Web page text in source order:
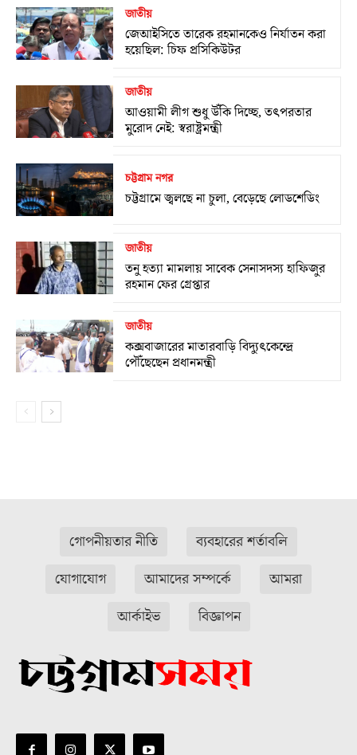
জাতীয়
জেআইসিতে তারেক রহমানকেও নির্যাতন করা
হয়েছিল: চিফ প্রসিকিউটর
জাতীয়
আওয়ামী লীগ শুধু উঁকি দিচ্ছে, তৎপরতার
মুরোদ নেই: স্বরাষ্ট্রমন্ত্রী
চট্টগ্রাম নগর
চট্টগ্রামে জ্বলছে না চুলা, বেড়েছে লোডশেডিং
জাতীয়
তনু হত্যা মামলায় সাবেক সেনাসদস্য হাফিজুর
রহমান ফের গ্রেপ্তার
জাতীয়
কক্সবাজারের মাতারবাড়ি বিদ্যুৎকেন্দ্রে
পৌঁছেছেন প্রধানমন্ত্রী
গোপনীয়তার নীতি
ব্যবহারের শর্তাবলি
যোগাযোগ
আমাদের সম্পর্কে
আমরা
আর্কাইভ
বিজ্ঞাপন